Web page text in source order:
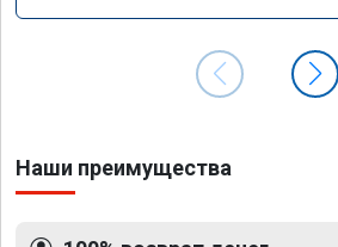
Наши преимущества